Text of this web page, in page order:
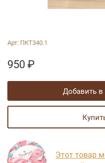
Арт: ПКТ340.1
950 ₽
добавить
Этот товар